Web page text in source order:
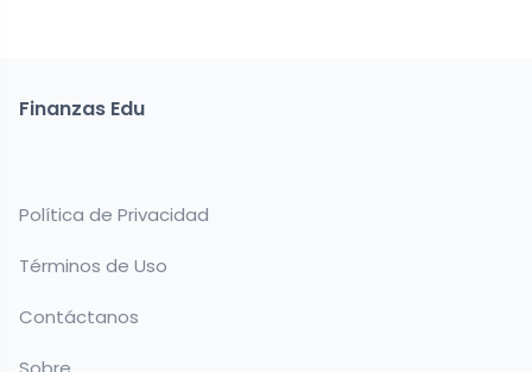
Finanzas Edu
Política de Privacidad
Términos de Uso
Contáctanos